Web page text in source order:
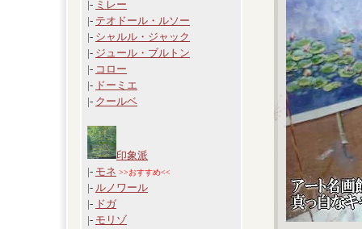
|- ミレー
|- テオドール・ルソー
|- シャルル・ジャック
|- ジュール・ブルトン
|- コロー
|- ドーミエ
|- クールベ
印象派
|- モネ >>おすすめ<<
|- ルノワール
|- ドガ
|- モリゾ